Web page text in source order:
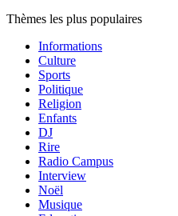
Thèmes les plus populaires
Informations
Culture
Sports
Politique
Religion
Enfants
DJ
Rire
Radio Campus
Interview
Noël
Musique